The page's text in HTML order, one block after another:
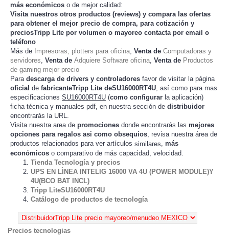
más económicos o de mejor calidad:
Visita nuestros otros productos (reviews) y compara las ofertas
para obtener el mejor precio de compra, para cotización y
preciosTripp Lite por volumen o mayoreo contacta por email o
teléfono
Más de Impresoras, plotters para oficina Venta de Computadoras y
servidores Venta de Adquiere Software oficina Venta de Productos
de gaming mejor precio
Para descarga de drivers y controladores favor de visitar la página
oficial de fabricanteTripp Lite deSU16000RT4U , así como para mas
especificaciones SU16000RT4U (como configurar la aplicación)
ficha técnica y manuales pdf, en nuestra sección de distribuidor
encontrarás la URL.
Visita nuestra area de promociones donde encontrarás las mejores
opciones para regalos asi como obsequios, revisa nuestra área de
productos relacionados para ver artículos similares, más
económicos o comparativo de más capacidad, velocidad.
Tienda Tecnología y precios
UPS EN LÌNEA INTELIG 16000 VA 4U (POWER MODULE)Y
4U(BCO BAT INCL)
Tripp LiteSU16000RT4U
Catálogo de productos de tecnología
Precios tecnologias